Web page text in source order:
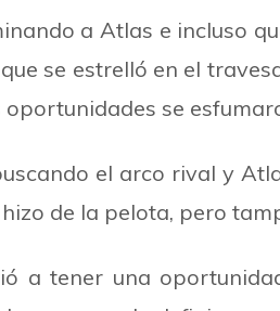
a Atlas e incluso
se estrelló en el
se
el arco rival y
de la pelota, pero
a tener una